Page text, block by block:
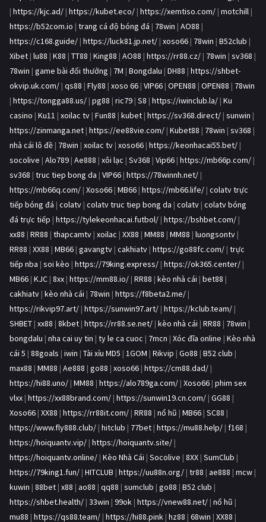
| https://kjc.ad/ | https://kubet.eco/ | https://xemtiso.com/ | motchill |
https://b52com.io | trang cá độ bóng đá | 78win | AO88 |
https://c168.guide/ | https://luck81.jp.net/ | xoso66 | 78win | B52club |
Xibet | lu88 | K88 | TT88 | King88 | AO88 | https://rr88.cz/ | 78win | sv368 |
78win | game bài đổi thưởng | 7M | Bongdalu | DH88 | https://shbet-
okvip.uk.com/ | qs88 | Fly88 | xoso 66 | VIP66 | OPEN88 | OPEN88 | 78win
| https://tongga88.us/ | pg88 | ric79 | S8 | https://iwinclub.la/ | Ku
casino | Ku11 | xoilac tv | Fun88 | kubet | https://sv368.direct/ | sunwin |
https://zinmanga.net | https://ee88vie.com/ | Kubet88 | 78win | sv368 |
nhà cái lô đề | 78win | xoilac tv | xoso66 | https://keonhacai55.bet/ |
socolive | Alo789 | Ae888 | xôi lạc | Sv368 | Vip66 | https://mb66p.com/ |
sv368 | truc tiep bong da | VIP66 | https://78winnh.net/ |
https://mb66q.com/ | Xoso66 | MB66 | https://mb66.life/ | colatv trực
tiếp bóng đá | colatv | colatv truc tiep bong da | colatv | colatv bóng
đá trực tiếp | https://tylekeonhacai.futbol/ | https://bshbet.com/ |
xx88 | RR88 | thapcamtv | xoilac | XX88 | MM88 | MM88 | luongsontv |
RR88 | XX88 | MB66 | gavangtv | cakhiatv | https://go88fc.com/ | trực
tiếp nba | soi kèo | https://79king.express/ | https://ok365.center/ |
MB66 | KJC | 8xx | https://mm88.io/ | RR88 | kèo nhà cái | bet88 |
cakhiatv | kèo nhà cái | 78win | https://f8beta2.me/ |
https://rikvip97.art/ | https://sunwin97.art/ | https://kclub.team/ |
SHBET | xx88 | 8kbet | https://rr88.se.net/ | kèo nhà cái | RR88 | 78win |
bongdalu | nha cai uy tin | ty le ca cuoc | 7mcn | Xóc đĩa online | Kèo nhà
cái 5 | 88goals | iwin | Tài xỉu MD5 | 1GOM | Rikvip | Go88 | B52 club |
max88 | MM88 | Ae888 | go88 | xoso66 | https://cm88.dad/ |
https://hi88.uno/ | MM88 | https://alo789ga.com/ | Xoso66 | phim sex
vlxx | https://xx88brand.com/ | https://sunwin19.cn.com/ | GG88 |
Xoso66 | XX88 | https://rr88it.com/ | RR88 | nổ hũ | MB66 | SC88 |
https://www.fly888.club/ | hitclub | 77bet | https://mu88.help/ | f168 |
https://hoiquantv.vip/ | https://hoiquantv.site/ |
https://hoiquantv.online/ | Kèo Nhà Cái | Socolive | 8XX | SumClub |
https://79king1.fun/ | HITCLUB | https://uu88n.org/ | tr88 | ae888 | mcw |
kuwin | 88bet | x88 | ao88 | qq88 | sumclub | go88 | B52 club |
https://shbet.health/ | 33win | 99ok | https://vnew88.net/ | nổ hũ |
mu88 | https://qs88.team/ | https://hi88.pink | hz88 | 68win | XX88 |